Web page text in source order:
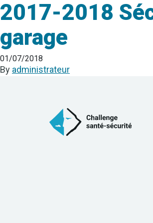
2017-2018
garage
01/07/2018
By administrateur